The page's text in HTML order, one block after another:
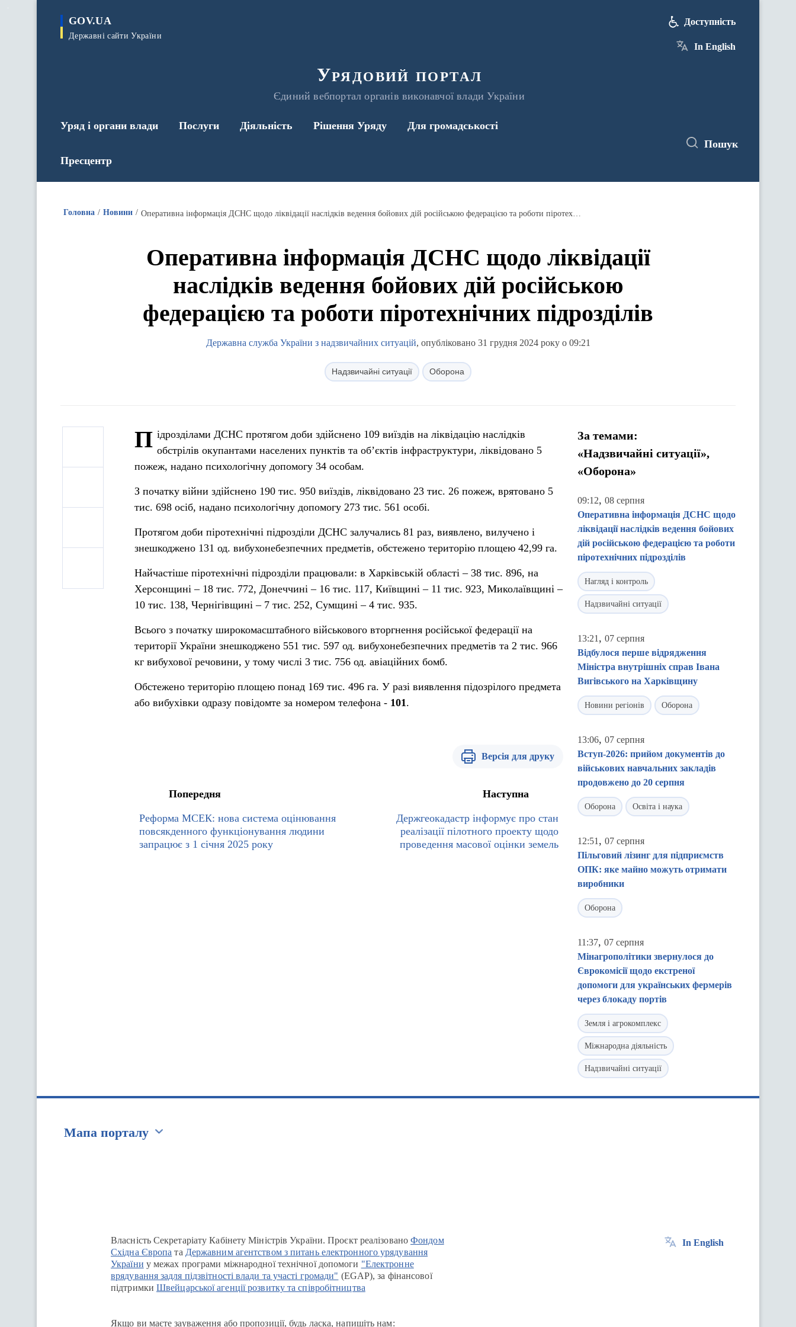
GOV.UA
Державні сайти України
Урядовий портал
Єдиний вебпортал органів виконавчої влади України
Доступність
In English
Уряд і органи влади Послуги Діяльність Рішення Уряду Для громадськості
Пресцентр
Пошук
Головна Новини Оперативна інформація ДСНС щодо ліквідації наслідків ведення бойових дій російською федерацією та роботи піротехнічних підрозділів
Оперативна інформація ДСНС щодо ліквідації
наслідків ведення бойових дій російською
федерацією та роботи піротехнічних підрозділів
Державна служба України з надзвичайних ситуацій, опубліковано 31 грудня 2024 року о 09:21
Надзвичайні ситуації Оборона
П ідрозділами ДСНС протягом доби здійснено 109 виїздів на ліквідацію наслідків
обстрілів окупантами населених пунктів та об’єктів інфраструктури, ліквідовано 5
пожеж, надано психологічну допомогу 34 особам.
З початку війни здійснено 190 тис. 950 виїздів, ліквідовано 23 тис. 26 пожеж, врятовано 5
тис. 698 осіб, надано психологічну допомогу 273 тис. 561 особі.
Протягом доби піротехнічні підрозділи ДСНС залучались 81 раз, виявлено, вилучено і
знешкоджено 131 од. вибухонебезпечних предметів, обстежено територію площею 42,99 га.
Найчастіше піротехнічні підрозділи працювали: в Харківській області – 38 тис. 896, на
Херсонщині – 18 тис. 772, Донеччині – 16 тис. 117, Київщині – 11 тис. 923, Миколаївщині –
10 тис. 138, Чернігівщині – 7 тис. 252, Сумщині – 4 тис. 935.
Всього з початку широкомасштабного військового вторгнення російської федерації на
території України знешкоджено 551 тис. 597 од. вибухонебезпечних предметів та 2 тис. 966
кг вибухової речовини, у тому числі 3 тис. 756 од. авіаційних бомб.
Обстежено територію площею понад 169 тис. 496 га. У разі виявлення підозрілого предмета
або вибухівки одразу повідомте за номером телефона - 101.
Версія для друку
Попередня
Реформа МСЕК: нова система оцінювання
повсякденного функціонування людини
запрацює з 1 січня 2025 року
Наступна
Держгеокадастр інформує про стан
реалізації пілотного проекту щодо
проведення масової оцінки земель
За темами:
«Надзвичайні ситуації»,
«Оборона»
09:12, 08 серпня
Оперативна інформація ДСНС щодо
ліквідації наслідків ведення бойових
дій російською федерацією та роботи
піротехнічних підрозділів
Нагляд і контроль
Надзвичайні ситуації
13:21 , 07 серпня
Відбулося перше відрядження
Міністра внутрішніх справ Івана
Вигівського на Харківщину
Новини регіонів Оборона
13:06, 07 серпня
Вступ-2026: прийом документів до
військових навчальних закладів
продовжено до 20 серпня
Оборона Освіта і наука
12:51 , 07 серпня
Пільговий лізинг для підприємств
ОПК: яке майно можуть отримати
виробники
Оборона
11:37, 07 серпня
Мінагрополітики звернулося до
Єврокомісії щодо екстреної
допомоги для українських фермерів
через блокаду портів
Земля і агрокомплекс
Міжнародна діяльність
Надзвичайні ситуації
Мапа порталу
Власність Секретаріату Кабінету Міністрів України. Проєкт реалізованоФондом
Східна Європа та Державним агентством з питань електронного урядування
України у межах програми міжнародної технічної допомоги "Електронне
врядування задля підзвітності влади та участі громади" (EGAP), за фінансової
підтримки Швейцарської агенції розвитку та співробітництва
Якщо ви маєте зауваження або пропозиції, будь ласка, напишіть нам:
In English